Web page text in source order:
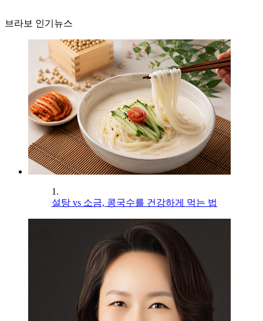
브라보 인기뉴스
1.
설탕 vs 소금, 콩국수를 건강하게 먹는 법